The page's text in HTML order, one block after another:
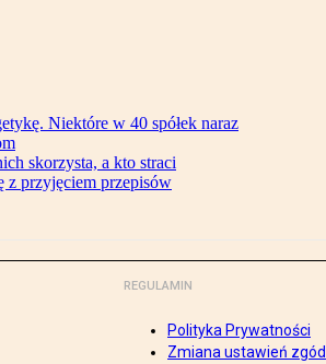
Niektóre w 40 spółek naraz
skorzysta, a kto straci
z przyjęciem przepisów
REGULAMIN
Polityka Prywatności
Zmiana ustawień zgód